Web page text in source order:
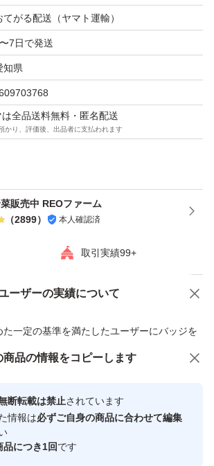
てがる配送（ヤマト運輸）
7日で発送
知県
全品送料無料・匿名配送
かり、評価後、出品者に支払われます
販売中 REOファーム
（2899） 本人確認済
取引実績99+
ーザーの実績について
一定の基準を満たしたユーザーにバッジを
心・安全なユーザーです
談 商品への質問
商品の情報をコピーします
断転載は禁止されています
情報は必ずご自身の商品に合わせて編集
品につき1回です
る人にオススメ